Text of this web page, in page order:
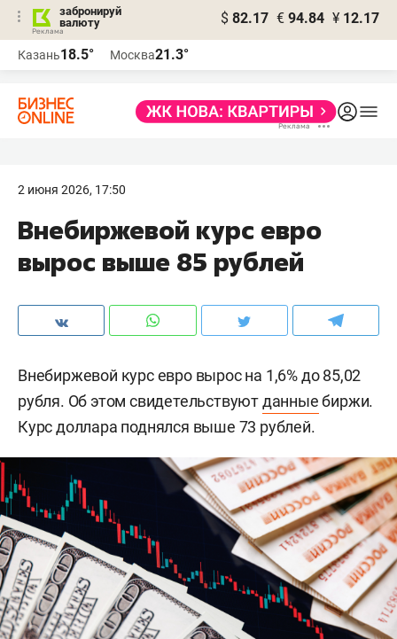
забронируй
валюту
$ 82.17 € 94.84 ¥ 12.17
Казань18.5° Москва21.3°
2 июня 2026, 17:50
Внебиржевой курс евро
вырос выше 85 рублей
Внебиржевой курс евро вырос на 1,6% до 85,02
рубля. Об этом свидетельствуютданныебиржи.
Курсдоллара поднялся выше 73 рублей.